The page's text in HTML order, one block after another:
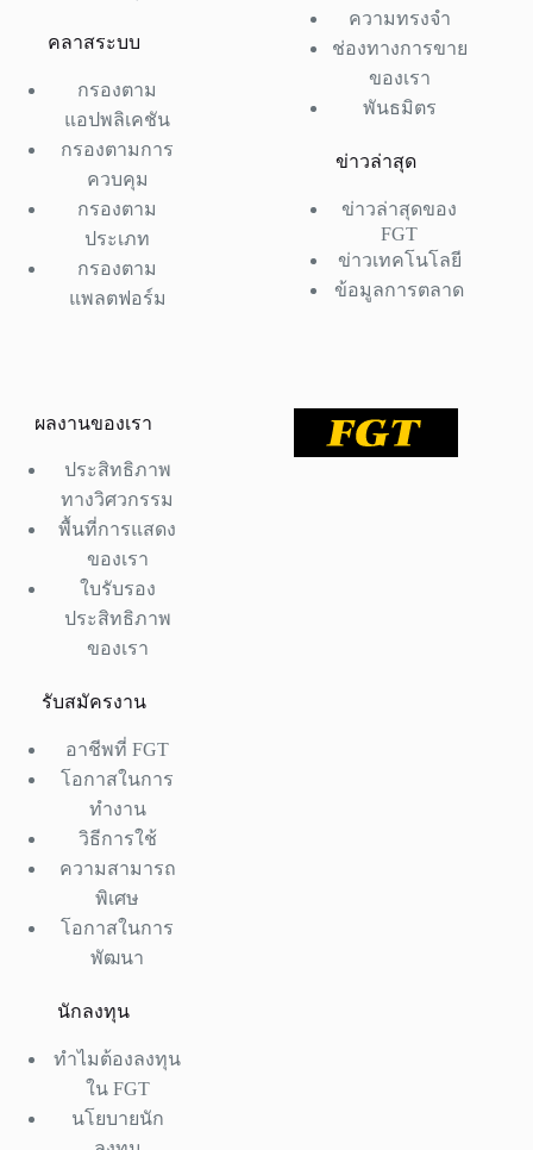
คลาสระบบ
กรองตาม
แอปพลิเคชัน
กรองตามการ
ควบคุม
กรองตาม
ประเภท
กรองตาม
แพลตฟอร์ม
ความทรงจำ
ช่องทางการขาย
ของเรา
พันธมิตร
ข่าวล่าสุด
ข่าวล่าสุดของ
FGT
ข่าวเทคโนโลยี
ข้อมูลการตลาด
ผลงานของเรา
ประสิทธิภาพ
ทางวิศวกรรม
พื้นที่การแสดง
ของเรา
ใบรับรอง
ประสิทธิภาพ
ของเรา
รับสมัครงาน
อาชีพที่ FGT
โอกาสในการ
ทำงาน
วิธีการใช้
ความสามารถ
พิเศษ
โอกาสในการ
พัฒนา
นักลงทุน
ทำไมต้องลงทุน
ใน FGT
นโยบายนัก